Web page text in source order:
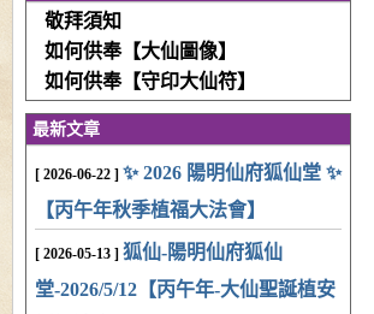
敬拜須知
如何供奉【大仙圖像】
如何供奉【守印大仙符】
最新文章
[ 2026-06-22 ] ✨ 2026 陽明仙府狐仙堂 ✨
【丙午年秋季植福大法會】
[ 2026-05-13 ] 狐仙-陽明仙府狐仙
堂-2026/5/12【丙午年-大仙聖誕植安